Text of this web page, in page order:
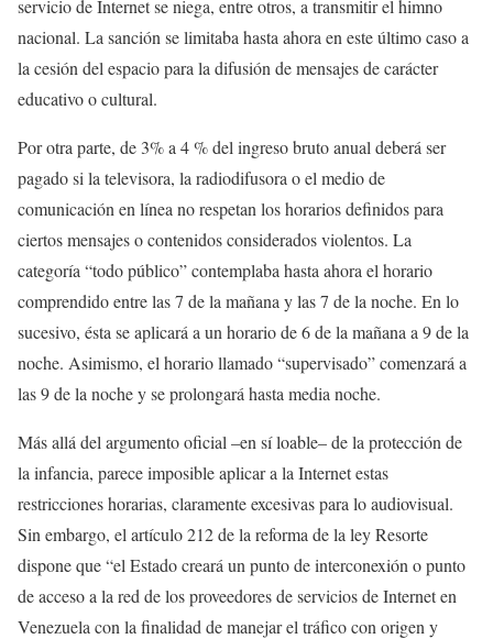
servicio de Internet se niega, entre otros, a transmitir el himno
nacional. La sanción se limitaba hasta ahora en este último caso a
la cesión del espacio para la difusión de mensajes de carácter
educativo o cultural.
Por otra parte, de 3% a 4 % del ingreso bruto anual deberá ser
pagado si la televisora, la radiodifusora o el medio de
comunicación en línea no respetan los horarios definidos para
ciertos mensajes o contenidos considerados violentos. La
categoría “todo público” contemplaba hasta ahora el horario
comprendido entre las 7 de la mañana y las 7 de la noche. En lo
sucesivo, ésta se aplicará a un horario de 6 de la mañana a 9 de la
noche. Asimismo, el horario llamado “supervisado” comenzará a
las 9 de la noche y se prolongará hasta media noche.
Más allá del argumento oficial –en sí loable– de la protección de
la infancia, parece imposible aplicar a la Internet estas
restricciones horarias, claramente excesivas para lo audiovisual.
Sin embargo, el artículo 212 de la reforma de la ley Resorte
dispone que “el Estado creará un punto de interconexión o punto
de acceso a la red de los proveedores de servicios de Internet en
Venezuela con la finalidad de manejar el tráfico con origen y